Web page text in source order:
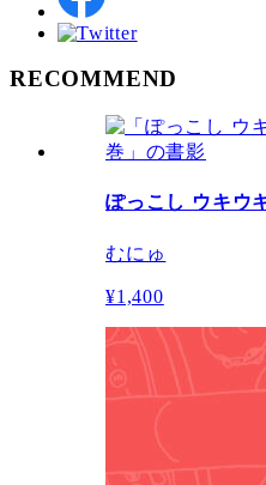
RECOMMEND
ぽっこし ウキウ
むにゅ
¥1,400